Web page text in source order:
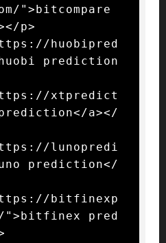
">bitcompare
p>
huobipred
prediction
xtpredict
a></
lunopredi
prediction</
bitfinexp
">bitfinex pred